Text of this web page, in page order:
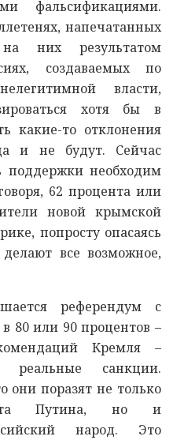
фальсификациями.
напечатанных
них результатом
создаваемых по
власти,
хотя бы в
какие-то отклонения
и не будут. Сейчас
поддержки необходим
62 процента или
новой крымской
попросту опасаясь
все возможное,
референдум с
80 или 90 процентов –
Кремля –
реальные санкции.
они поразят не только
Путина, но и
народ. Это